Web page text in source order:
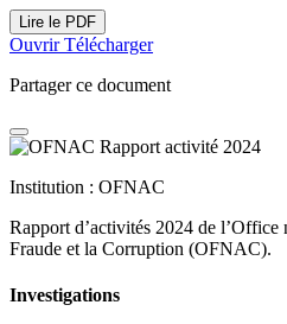
Lire le PDF
OuvrirTélécharger
Partager ce document
Institution : OFNAC
Rapport d’activités 2024 de
Fraude et la Corruption (OFNAC).
Investigations